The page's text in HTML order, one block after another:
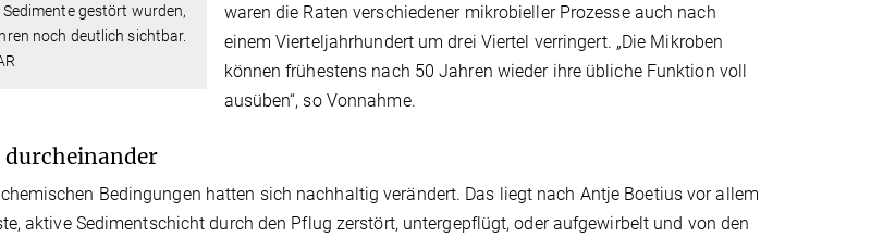
gestört wurden,
noch deutlich sichtbar.
waren die Raten verschiedener mikrobieller Prozesse auch nach
einem Vierteljahrhundert um drei Viertel verringert. „Die Mikroben
können frühestens nach 50 Jahren wieder ihre übliche Funktion voll
ausüben“, so Vonnahme.
Bedingungen hatten sich nachhaltig verändert. Das liegt nach Antje Boetius vor allem
aktive Sedimentschicht durch den Pflug zerstört, untergepflügt, oder aufgewirbelt und von den